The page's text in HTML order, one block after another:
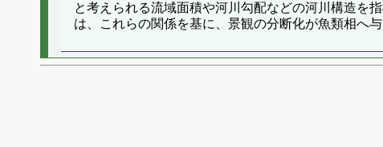
と考えられる流域面積や河川勾配などの河川構造を
は、これらの関係を基に、景観の分断化が魚類相へ